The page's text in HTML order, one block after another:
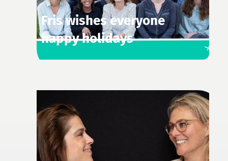
Fris wishes everyone
happy holidays